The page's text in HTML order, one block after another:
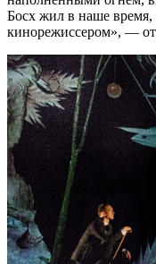
Босх жил в наше
кинорежиссером», —